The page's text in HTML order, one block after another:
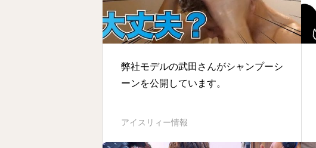
弊社モデルの武田さんがシャンプーシ
ーンを公開しています。
アイスリィー情報